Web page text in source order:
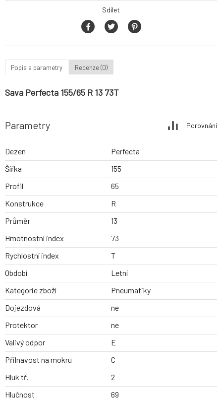
Sdílet
Popis a parametry Recenze (0)
Sava Perfecta 155/65 R 13 73T
Parametry Porovnání
Dezen
Perfecta
Šířka
155
Profil
65
Konstrukce
R
Průměr
13
Hmotnostní index
73
Rychlostní index
T
Období
Letní
Kategorie zboží
Pneumatiky
Dojezdová
ne
Protektor
ne
Valivý odpor
E
Přilnavost na mokru
C
Hluk tř.
2
Hlučnost
69